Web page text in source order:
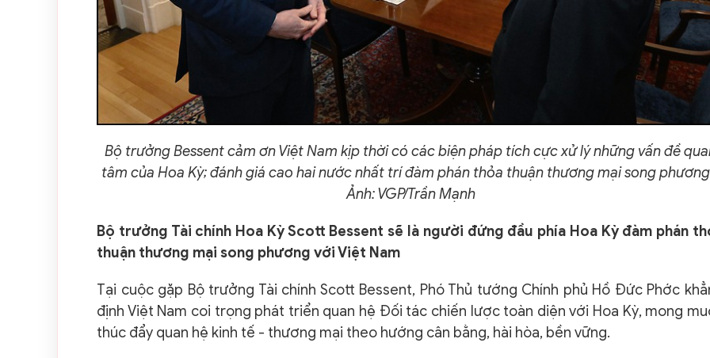
Bộ trưởng Bessent cảm ơn Việt Nam kịp thời có các biện pháp tích cực xử lý những vấn đề
tâm của Hoa Kỳ; đánh giá cao hai nước nhất trí đàm phán thỏa thuận thương mại song
Ảnh: VGP/Trần Mạnh
Bộ trưởng Tài chính Hoa Kỳ Scott Bessent sẽ là người đứng đầu phía Hoa Kỳ đàm phán
thuận thương mại song phương với Việt Nam
Tại cuộc gặp Bộ trưởng Tài chính Scott Bessent, Phó Thủ tướng Chính phủ Hồ Đức Phớc
định Việt Nam coi trọng phát triển quan hệ Đối tác chiến lược toàn diện với Hoa Kỳ, mong
thúc đẩy quan hệ kinh tế - thương mại theo hướng cân bằng, hài hòa, bền vững.